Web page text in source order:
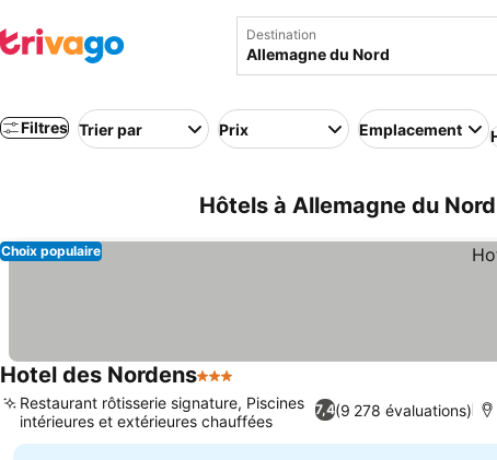
Destination
Filtres Trier par Prix Emplacement
Hôtels à Allemagne du
Choix populaire
Hotel des Nordens3 Étoiles
7,4(9 278 évaluations)
Restaurant rôtisserie signature, Piscines
intérieures et extérieures chauffées